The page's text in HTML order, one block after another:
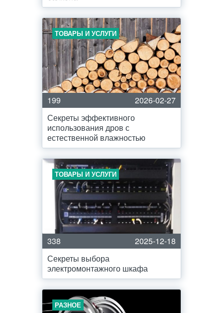
ТОВАРЫ И УСЛУГИ
199
2026-02-27
Секреты эффективного
использования дров с
естественной влажностью
ТОВАРЫ И УСЛУГИ
338
2025-12-18
Секреты выбора
электромонтажного шкафа
РАЗНОЕ